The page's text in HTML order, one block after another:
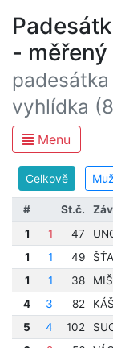
-
vyhlídka
Menu
Celkově
# St.č.
1
1 47
1
1 49
1
1 38
4
3 82
5
4 102